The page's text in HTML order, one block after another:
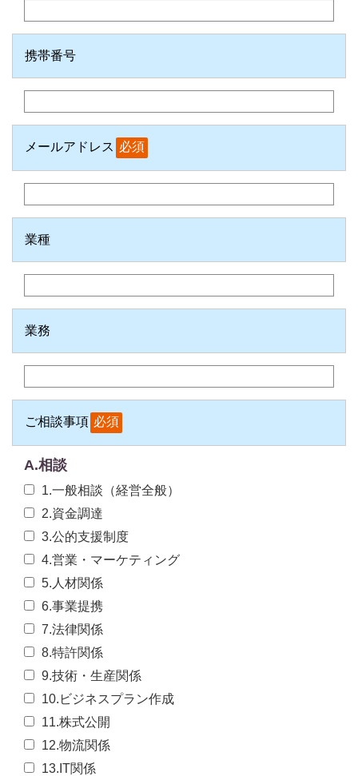
携帯番号
メールアドレス 必須
業種
業務
ご相談事項 必須
A.相談
1.一般相談（経営全般）
2.資金調達
3.公的支援制度
4.営業・マーケティング
5.人材関係
6.事業提携
7.法律関係
8.特許関係
9.技術・生産関係
10.ビジネスプラン作成
11.株式公開
12.物流関係
13.IT関係